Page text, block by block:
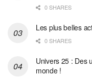
0 SHARES
Les plus belles
0 SHARES
Univers 25 : Des
monde !